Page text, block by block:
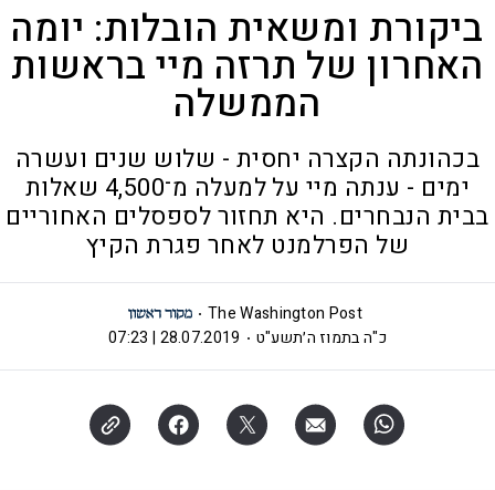
ביקורת ומשאית הובלות: יומה
האחרון של תרזה מיי בראשות
הממשלה
בכהונתה הקצרה יחסית - שלוש שנים ועשרה
ימים - ענתה מיי על למעלה מ־4,500 שאלות
בבית הנבחרים. היא תחזור לספסלים האחוריים
של הפרלמנט לאחר פגרת הקיץ
The Washington Post
כ"ה בתמוז ה׳תשע"ט
28.07.2019 | 07:23